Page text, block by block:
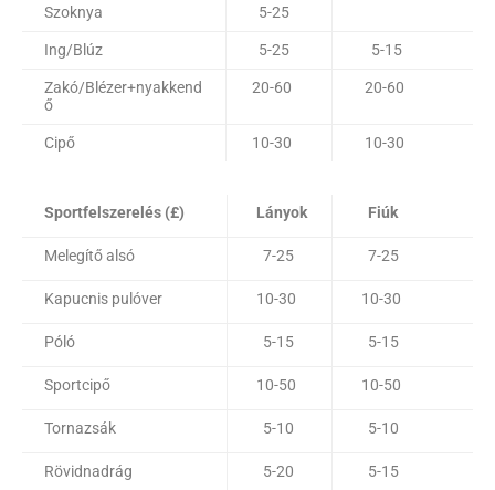
Szoknya 5-25
Ing/Blúz 5-25 5-15
Zakó/Blézer+nyakkend
ő
20-60 20-60
Cipő 10-30 10-30
Sportfelszerelés (£) Lányok Fiúk
Melegítő alsó 7-25 7-25
Kapucnis pulóver 10-30 10-30
Póló 5-15 5-15
Sportcipő 10-50 10-50
Tornazsák 5-10 5-10
Rövidnadrág 5-20 5-15